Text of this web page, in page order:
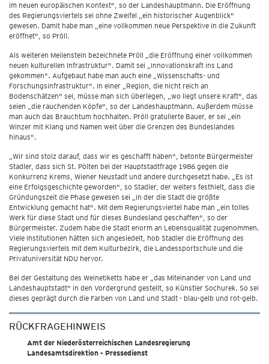
im neuen europäischen Kontext", so der Landeshauptmann. Die Eröffnung
des Regierungsviertels sei ohne Zweifel „ein historischer Augenblick"
gewesen. Damit habe man „eine vollkommen neue Perspektive in die Zukunft
eröffnet", so Pröll.
Als weiteren Meilenstein bezeichnete Pröll „die Eröffnung einer vollkommen
neuen kulturellen Infrastruktur". Damit sei „Innovationskraft ins Land
gekommen". Aufgebaut habe man auch eine „Wissenschafts- und
Forschungsinfrastruktur". In einer „Region, die nicht reich an
Bodenschätzen" sei, müsse man sich überlegen, „wo liegt unsere Kraft", das
seien „die rauchenden Köpfe", so der Landeshauptmann. Außerdem müsse
man auch das Brauchtum hochhalten. Pröll gratulierte Bauer, er sei „ein
Winzer mit Klang und Namen weit über die Grenzen des Bundeslandes
hinaus".
„Wir sind stolz darauf, dass wir es geschafft haben", betonte Bürgermeister
Stadler, dass sich St. Pölten bei der Hauptstadtfrage 1986 gegen die
Konkurrenz Krems, Wiener Neustadt und andere durchgesetzt habe. „Es ist
eine Erfolgsgeschichte geworden", so Stadler, der weiters festhielt, dass die
Gründungszeit die Phase gewesen sei „in der die Stadt die größte
Entwicklung gemacht hat". Mit dem Regierungsviertel habe man „ein tolles
Werk für diese Stadt und für dieses Bundesland geschaffen", so der
Bürgermeister. Zudem habe die Stadt enorm an Lebensqualität zugenommen.
Viele Institutionen hätten sich angesiedelt, hob Stadler die Eröffnung des
Regierungsviertels mit dem Kulturbezirk, die Landessportschule und die
Privatuniversität NDU hervor.
Bei der Gestaltung des Weinetiketts habe er „das Miteinander von Land und
Landeshauptstadt" in den Vordergrund gestellt, so Künstler Sochurek. So sei
dieses geprägt durch die Farben von Land und Stadt - blau-gelb und rot-gelb.
RÜCKFRAGEHINWEIS
Amt der Niederösterreichischen Landesregierung
Landesamtsdirektion - Pressedienst